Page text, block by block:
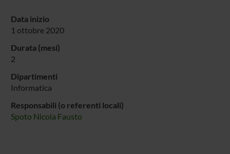
Data inizio
1 ottobre 2020
Durata (mesi)
2
Dipartimenti
Informatica
Responsabili (o referenti locali)
Spoto Nicola Fausto